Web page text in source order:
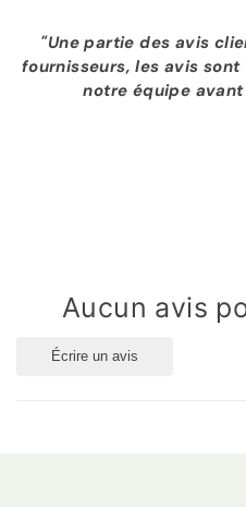
"Une partie des avis
fournisseurs, les avis
notre équipe
Aucun avis
Écrire un avis